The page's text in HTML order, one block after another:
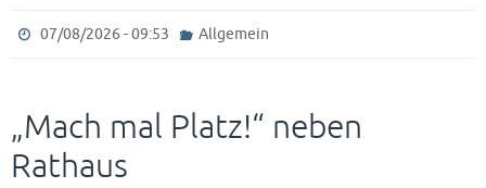
07/08/2026 - 09:53 Allgemein
„Mach mal Platz!“ neben
Rathaus